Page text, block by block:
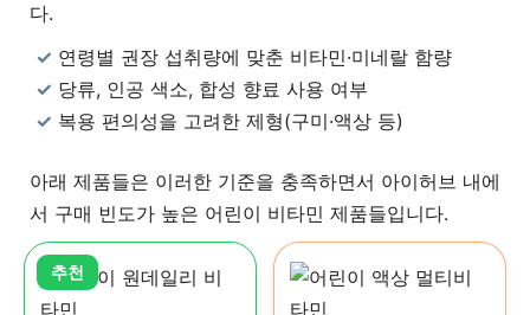
다.
연령별 권장 섭취량에 맞춘 비타민·미네랄 함량
당류, 인공 색소, 합성 향료 사용 여부
복용 편의성을 고려한 제형(구미·액상 등)
아래 제품들은 이러한 기준을 충족하면서 아이허브 내에
서 구매 빈도가 높은 어린이 비타민 제품들입니다.